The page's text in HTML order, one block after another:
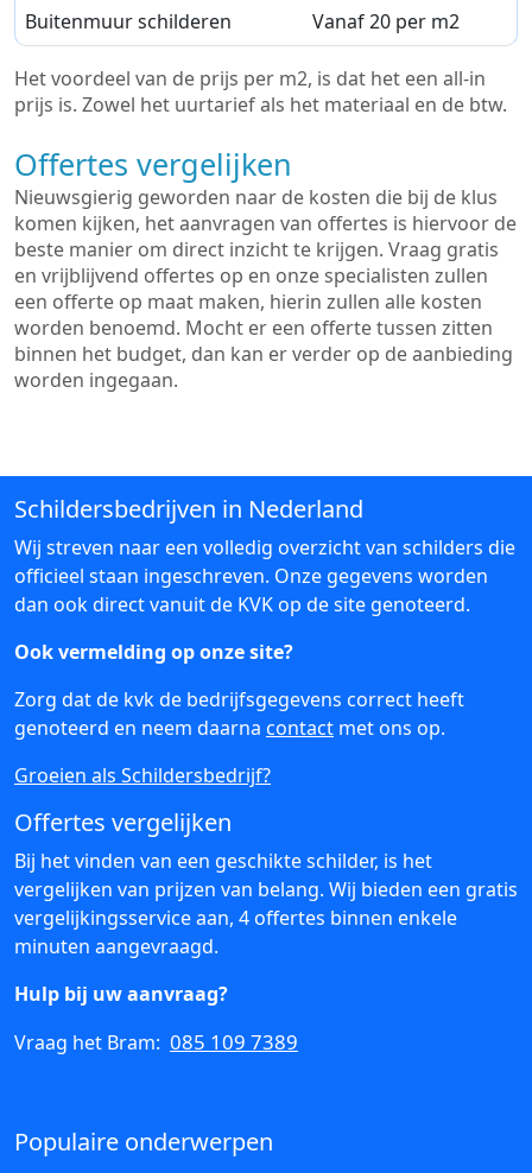
Buitenmuur schilderen
Vanaf 20 per m2
Het voordeel van de prijs per m2, is dat het een all-in
prijs is. Zowel het uurtarief als het materiaal en de btw.
Offertes vergelijken
Nieuwsgierig geworden naar de kosten die bij de klus
komen kijken, het aanvragen van offertes is hiervoor de
beste manier om direct inzicht te krijgen. Vraag gratis
en vrijblijvend offertes op en onze specialisten zullen
een offerte op maat maken, hierin zullen alle kosten
worden benoemd. Mocht er een offerte tussen zitten
binnen het budget, dan kan er verder op de aanbieding
worden ingegaan.
Schildersbedrijven in Nederland
Wij streven naar een volledig overzicht van schilders die
officieel staan ingeschreven. Onze gegevens worden
dan ook direct vanuit de KVK op de site genoteerd.
Ook vermelding op onze site?
Zorg dat de kvk de bedrijfsgegevens correct heeft
genoteerd en neem daarna contact met ons op.
Groeien als Schildersbedrijf?
Offertes vergelijken
Bij het vinden van een geschikte schilder, is het
vergelijken van prijzen van belang. Wij bieden een gratis
vergelijkingsservice aan, 4 offertes binnen enkele
minuten aangevraagd.
Hulp bij uw aanvraag?
Vraag het Bram: 085 109 7389
Populaire onderwerpen